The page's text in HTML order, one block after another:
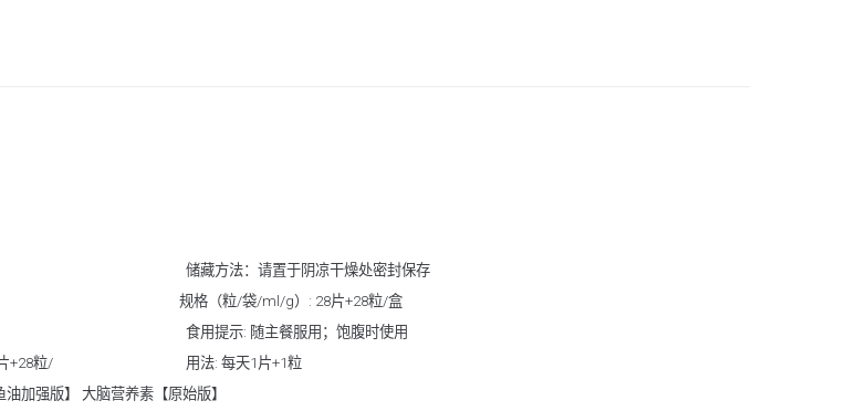
用 储藏方法：请置于阴凉干燥处密封保存
粒/袋/ml/g）: 28片+28粒/盒
: 随主餐服用；饱腹时使用
片+28粒/ 用法: 每天1片+1粒
脑营养素【原始版】